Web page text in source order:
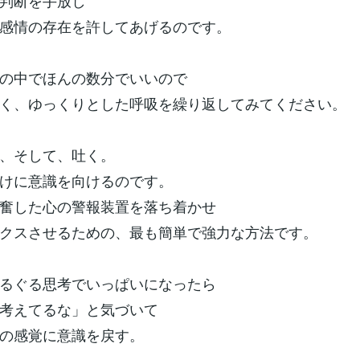
情の存在を許してあげるのです。
中でほんの数分でいいので
、ゆっくりとした呼吸を繰り返してみてください。
そして、吐く。
に意識を向けるのです。
した心の警報装置を落ち着かせ
スさせるための、最も簡単で強力な方法です。
ぐる思考でいっぱいになったら
えてるな」と気づいて
感覚に意識を戻す。